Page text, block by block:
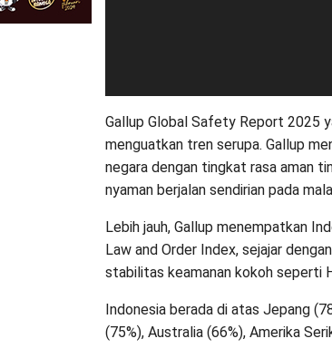
Gallup Global Safety Report 2025
menguatkan tren serupa. Gallup
negara dengan tingkat rasa aman
nyaman berjalan sendirian pada
Lebih jauh, Gallup menempatkan
Law and Order Index, sejajar
stabilitas keamanan kokoh seperti
Indonesia berada di atas Jepang
(75%), Australia (66%), Amerika